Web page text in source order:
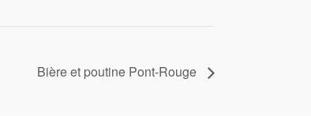
Bière et poutine Pont-Rouge